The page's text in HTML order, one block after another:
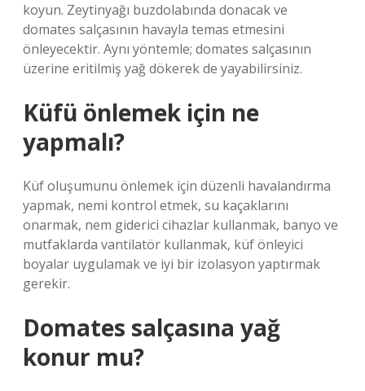
koyun. Zeytinyağı buzdolabında donacak ve
domates salçasının havayla temas etmesini
önleyecektir. Aynı yöntemle; domates salçasının
üzerine eritilmiş yağ dökerek de yayabilirsiniz.
Küfü önlemek için ne
yapmalı?
Küf oluşumunu önlemek için düzenli havalandırma
yapmak, nemi kontrol etmek, su kaçaklarını
onarmak, nem giderici cihazlar kullanmak, banyo ve
mutfaklarda vantilatör kullanmak, küf önleyici
boyalar uygulamak ve iyi bir izolasyon yaptırmak
gerekir.
Domates salçasına yağ
konur mu?